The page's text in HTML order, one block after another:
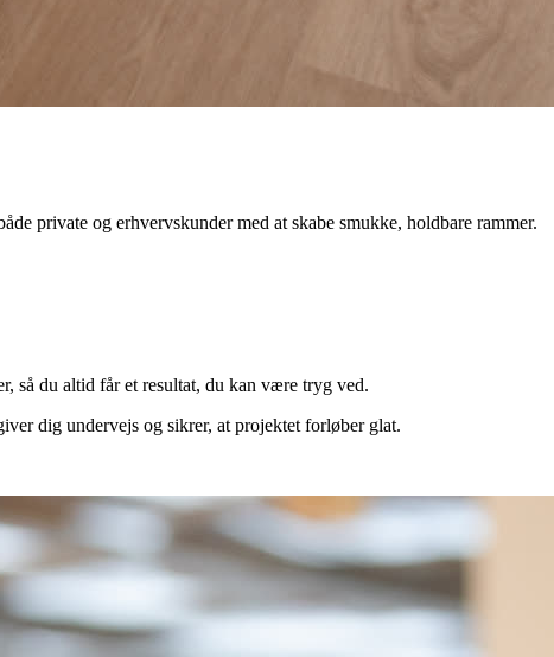
private og erhvervskunder med at skabe smukke, holdbare rammer.
så du altid får et resultat, du kan være tryg ved.
dig undervejs og sikrer, at projektet forløber glat.